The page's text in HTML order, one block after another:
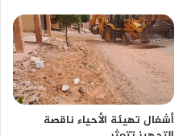
أشغال تهيئة الأحياء ناقصة